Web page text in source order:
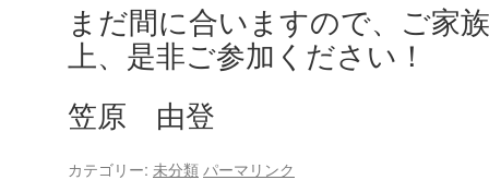
まだ間に合いますので、ご家
上、是非ご参加ください！
笠原 由登
カテゴリー: 未分類 パーマリンク